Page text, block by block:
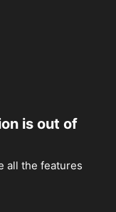
is out of
all the features